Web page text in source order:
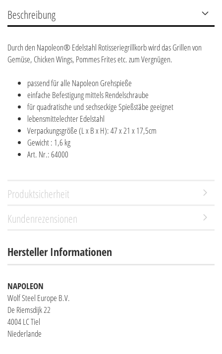
Beschreibung
Durch den Napoleon® Edelstahl Rotisseriegrillkorb wird das Grillen von
Gemüse, Chicken Wings, Pommes Frites etc. zum Vergnügen.
passend für alle Napoleon Grehspieße
einfache Befestigung mittels Rendelschraube
für quadratische und sechseckige Spießstäbe geeignet
lebensmittelechter Edelstahl
Verpackungsgröße (L x B x H): 47 x 21 x 17,5cm
Gewicht : 1,6 kg
Art. Nr.: 64000
Produktsicherheit
Kundenrezensionen
Hersteller Informationen
NAPOLEON
Wolf Steel Europe B.V.
De Riemsdijk 22
4004 LC Tiel
Niederlande